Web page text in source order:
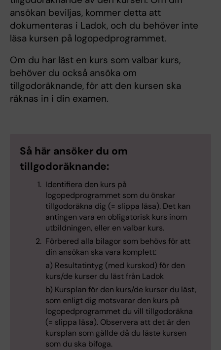
ansökan beviljas, kommer detta att
dokumenteras i Ladok, och du behöver inte
läsa kursen på logopedprogrammet.
Om du har läst en kurs som valbar kurs,
behöver du också ansöka om
tillgodoräknande, för att den kursen ska
räknas in i din examen.
Så här ansöker du om
tillgodoräknande:
Identifiera den kurs på
logopedprogrammet som du önskar
tillgodoräkna dig (= slippa läsa). Det kan
antingen vara en obligatorisk kurs inom
utbildningen, eller en valbar kurs.
Förbered alla bilagor som behövs för att
din ansökan ska vara komplett:
a) Resultatintyg (med kurskod) för den
kurs/de kurser du läst från Ladok
b) Kursplan för den kurs/de kurser du läst,
som enligt dig motsvarar den kurs på
logopedprogrammet du vill tillgodoräkna
(= slippa läsa). Observera att det är den
kursplan som gällde då du läste kursen
som du ska bifoga.